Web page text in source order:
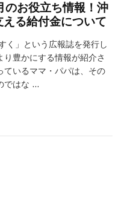
のお役立ち情報！沖
る給付金について
く」という広報誌を発行し
豊かにする情報が紹介さ
ているママ・パパは、その
ではな …